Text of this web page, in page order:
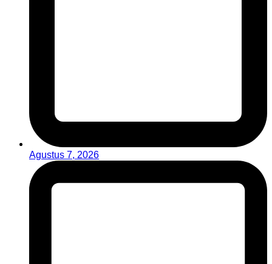
Agustus 7, 2026